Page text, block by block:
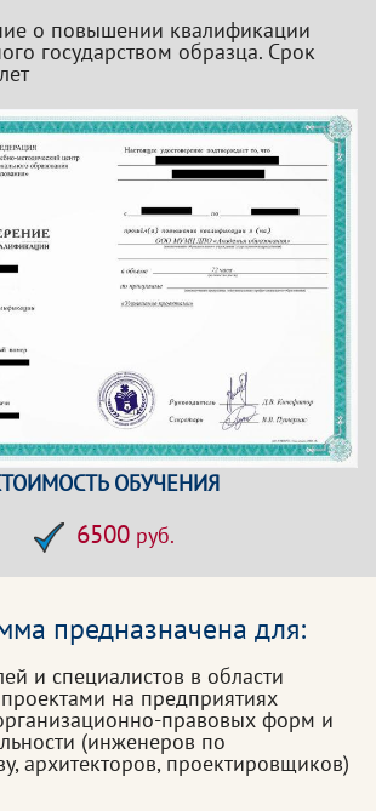
о повышении квалификации
государством образца. Срок
ОБУЧЕНИЯ
6500 руб.
предназначена для:
и специалистов в области
на предприятиях
правовых форм и
(инженеров по
архитекторов, проектировщиков)